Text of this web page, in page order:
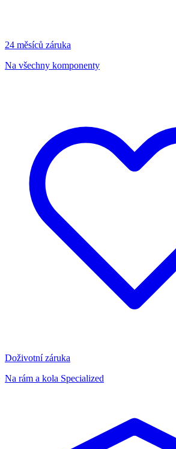
24 měsíců záruka
Na všechny komponenty
Doživotní záruka
Na rám a kola Specialized